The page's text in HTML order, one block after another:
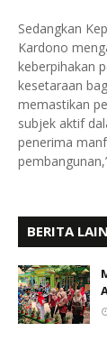
Sedangkan
Kardono
keberpihakan
kesetaraan
memastikan
subjek aktif
penerima
BERITA